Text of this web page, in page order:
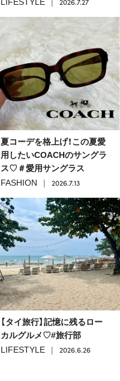
夏コーデを格上げ！この夏愛
用したいCOACHのサングラ
ス♡＃愛用サングラス
FASHION
2026.7.13
【タイ旅行】記憶に残るロー
カルグルメ♡#旅行部
LIFESTYLE
2026.6.26